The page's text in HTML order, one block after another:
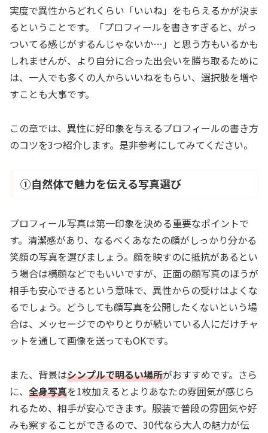
実度で異性からどれくらい「いいね」をもらえるかが決ま
るということです。「プロフィールを書きすぎると、がっ
ついてる感じがするんじゃないか…」と思う方もいるかも
しれませんが、より自分に合った出会いを勝ち取るために
は、一人でも多くの人からいいねをもらい、選択肢を増や
すことも大事です。
この章では、異性に好印象を与えるプロフィールの書き方
のコツを3つ紹介します。是非参考にしてみてください。
①自然体で魅力を伝える写真選び
プロフィール写真は第一印象を決める重要なポイントで
す。清潔感があり、なるべくあなたの顔がしっかり分かる
笑顔の写真を選びましょう。顔を映すのに抵抗があるとい
う場合は横顔などでもいいですが、正面の顔写真のほうが
相手も安心できるという意味で、異性からの受けはよくな
るでしょう。どうしても顔写真を公開したくないという場
合は、メッセージでのやりとりが続いている人にだけチャ
ットを通して画像を送ってもOKです。
また、背景はシンプルで明るい場所がおすすめです。さら
に、 全身写真を1枚加えるとよりあなたの雰囲気が感じら
れるため、相手が安心できます。服装で普段の雰囲気や好
みも察することができるので、30代なら大人の魅力が伝